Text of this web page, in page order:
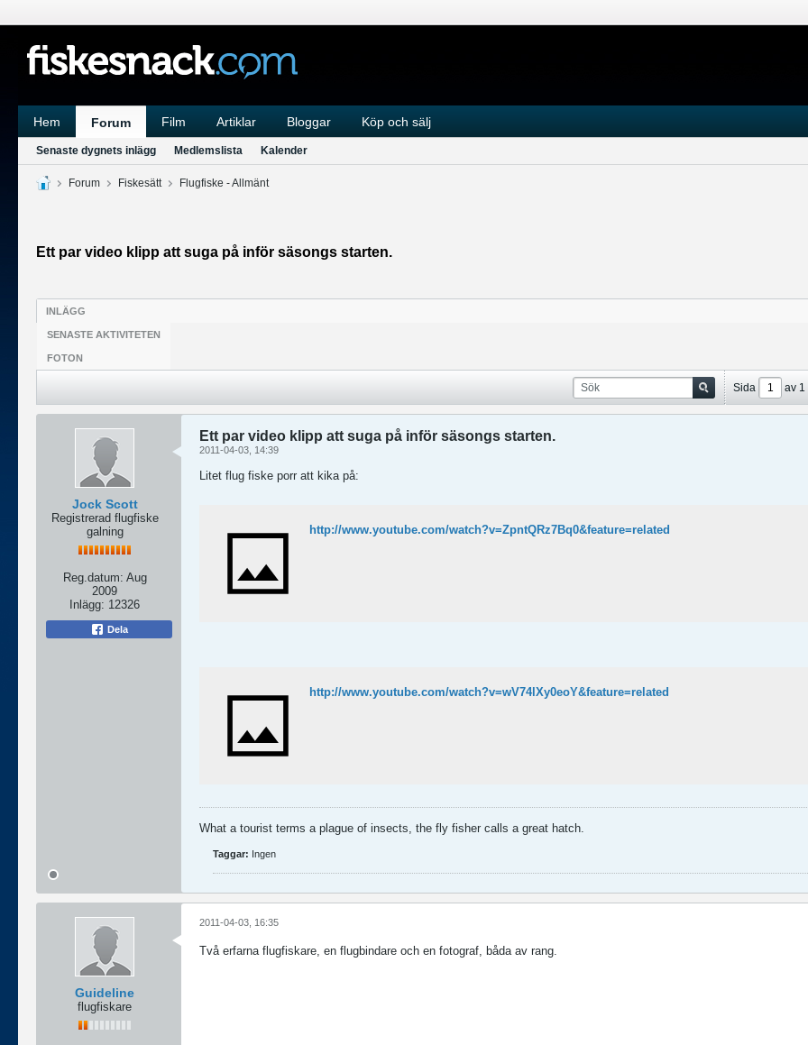
Hem Forum Film Artiklar Bloggar Köp och sälj
Senaste dygnets inlägg Medlemslista Kalender
Forum Fiskesätt Flugfiske - Allmänt
Ett par video klipp att suga på inför säsongs starten.
INLÄGG
SENASTE AKTIVITETEN
FOTON
Sida av 1
Jock Scott
Registrerad flugfiske
galning
Reg.datum: Aug
2009
Inlägg: 12326
Dela
Ett par video klipp att suga på inför säsongs starten.
2011-04-03, 14:39
Litet flug fiske porr att kika på:
http://www.youtube.com/watch?v=ZpntQRz7Bq0&feature=related
http://www.youtube.com/watch?v=wV74lXy0eoY&feature=related
What a tourist terms a plague of insects, the fly fisher calls a great hatch.
Taggar: Ingen
Guideline
flugfiskare
2011-04-03, 16:35
Två erfarna flugfiskare, en flugbindare och en fotograf, båda av rang.